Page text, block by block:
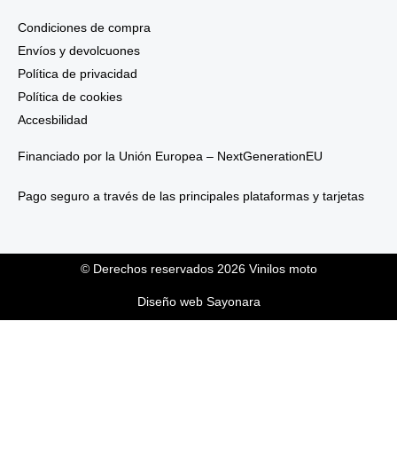
Condiciones de compra
Envíos y devolcuones
Política de privacidad
Política de cookies
Accesbilidad
Financiado por la Unión Europea – NextGenerationEU
Pago seguro a través de las principales plataformas y tarjetas
© Derechos reservados 2026 Vinilos moto
Diseño web Sayonara